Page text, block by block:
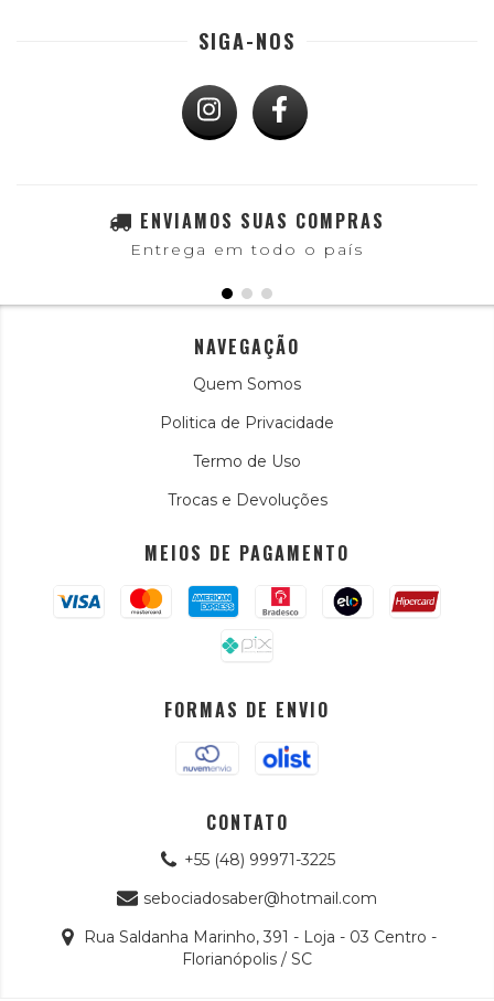
SIGA-NOS
ENVIAMOS SUAS COMPRAS
Entrega em todo o país
NAVEGAÇÃO
Quem Somos
Politica de Privacidade
Termo de Uso
Trocas e Devoluções
MEIOS DE PAGAMENTO
FORMAS DE ENVIO
CONTATO
+55 (48) 99971-3225
sebociadosaber@hotmail.com
Rua Saldanha Marinho, 391 - Loja - 03 Centro -
Florianópolis / SC